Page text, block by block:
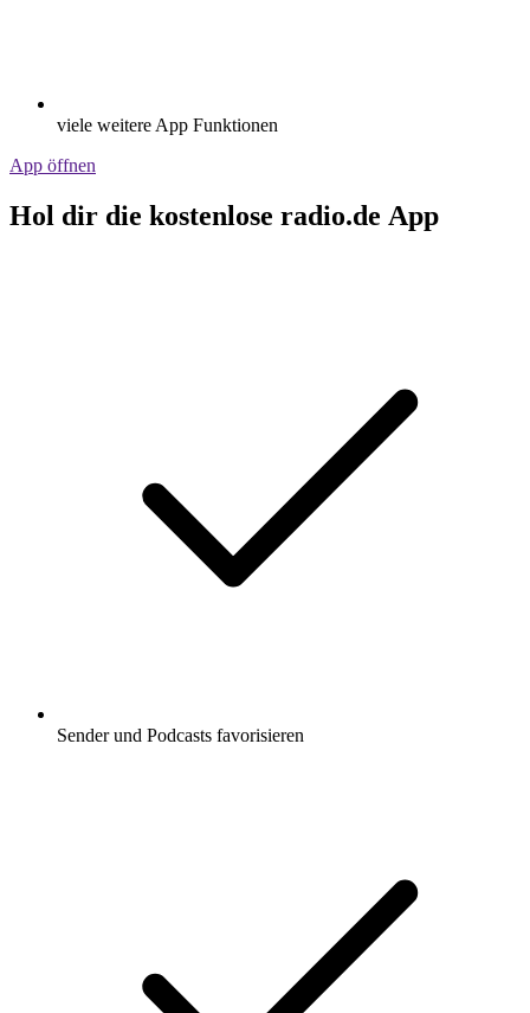
viele weitere App Funktionen
App öffnen
Hol dir die kostenlose radio.de App
Sender und Podcasts favorisieren